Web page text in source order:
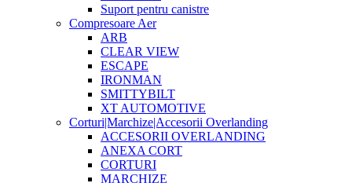
Suport pentru canistre
Compresoare Aer
ARB
CLEAR VIEW
ESCAPE
IRONMAN
SMITTYBILT
XT AUTOMOTIVE
Corturi|Marchize|Accesorii Overlanding
ACCESORII OVERLANDING
ANEXA CORT
CORTURI
MARCHIZE